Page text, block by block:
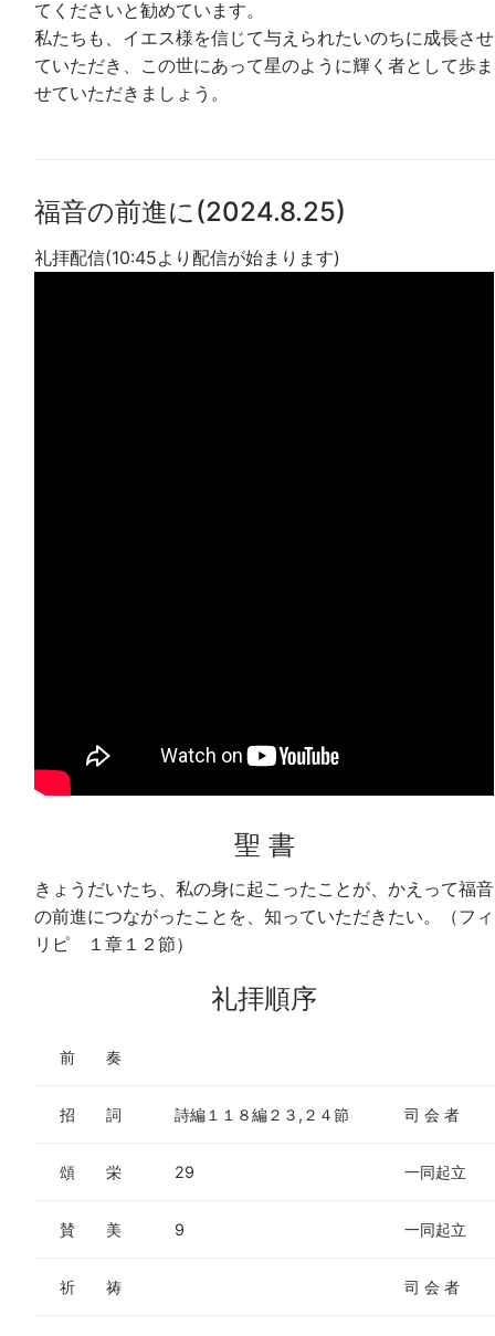
てくださいと勧めています。
私たちも、イエス様を信じて与えられたいのちに成長させ
ていただき、この世にあって星のように輝く者として歩ま
せていただきましょう。
福音の前進に(2024.8.25)
礼拝配信(10:45より配信が始まります)
聖 書
きょうだいたち、私の身に起こったことが、かえって福音
の前進につながったことを、知っていただきたい。（フィ
リピ １章１２節）
礼拝順序
前 奏
招 詞 詩編１１８編２３,２４節 司 会 者
頌 栄 29 一同起立
賛 美 9 一同起立
祈 祷 司 会 者